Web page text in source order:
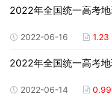
2022年全国统一高考
2022-06-16 1.23
2022年全国统一高考
2022-06-14 0.99